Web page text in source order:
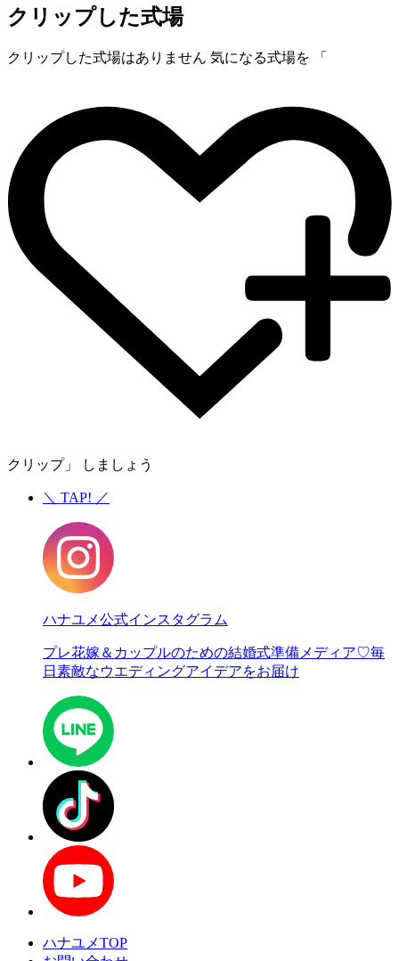
クリップした式場
クリップした式場はありません 気になる式場を 「
クリップ」 しましょう
＼ TAP! ／
ハナユメ公式インスタグラム
プレ花嫁＆カップルのための結婚式準備メディア♡毎
日素敵なウエディングアイデアをお届け
ハナユメTOP